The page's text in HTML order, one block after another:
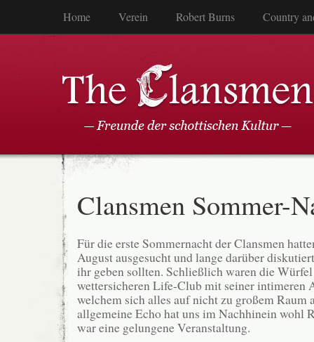
Home Verein Robert Burns Country
Clansmen Sommer-
Für die erste Sommernacht der Clansmen
August ausgesucht und lange darüber
ihr geben sollten. Schließlich waren die
wettersicheren Life-Club mit seiner intimeren
welchem sich alles auf nicht zu großem Raum
allgemeine Echo hat uns im Nachhinein wohl
war eine gelungene Veranstaltung.